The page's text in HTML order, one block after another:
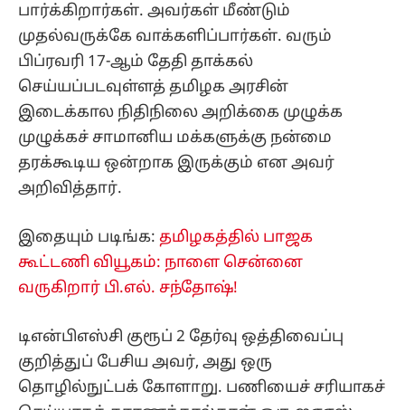
பார்க்கிறார்கள். அவர்கள் மீண்டும்
முதல்வருக்கே வாக்களிப்பார்கள். வரும்
பிப்ரவரி 17-ஆம் தேதி தாக்கல்
செய்யப்படவுள்ளத் தமிழக அரசின்
இடைக்கால நிதிநிலை அறிக்கை முழுக்க
முழுக்கச் சாமானிய மக்களுக்கு நன்மை
தரக்கூடிய ஒன்றாக இருக்கும் என அவர்
அறிவித்தார்.
இதையும் படிங்க: தமிழகத்தில் பாஜக
கூட்டணி வியூகம்: நாளை சென்னை
வருகிறார் பி.எல். சந்தோஷ்!
டிஎன்பிஎஸ்சி குரூப் 2 தேர்வு ஒத்திவைப்பு
குறித்துப் பேசிய அவர், அது ஒரு
தொழில்நுட்பக் கோளாறு. பணியைச் சரியாகச்